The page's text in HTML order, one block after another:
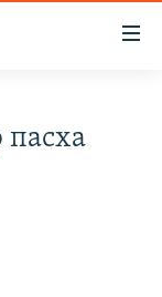
пасха